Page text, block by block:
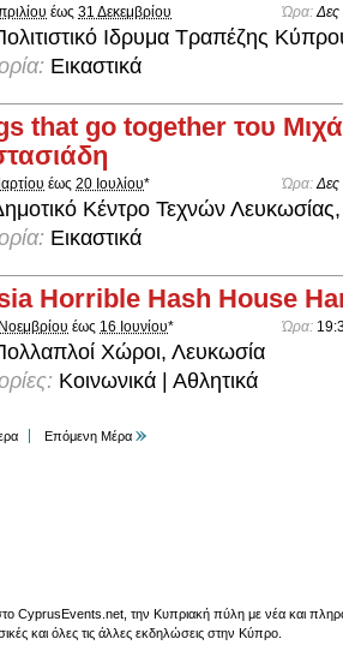
έως 31 Δεκεμβρίου Ώρα: Δες
Ιδρυμα Τραπέζης
Εικαστικά
that go together του
έως 20 Ιουλίου* Ώρα: Δες
Κέντρο Τεχνών
Εικαστικά
Horrible Hash House
έως 16 Ιουνίου* Ώρα:
Χώροι, Λευκωσία
Κοινωνικά | Αθλητικά
Επόμενη Μέρα
CyprusEvents.net, την Κυπριακή πύλη με νέα και
και όλες τις άλλες εκδηλώσεις στην Κύπρο.